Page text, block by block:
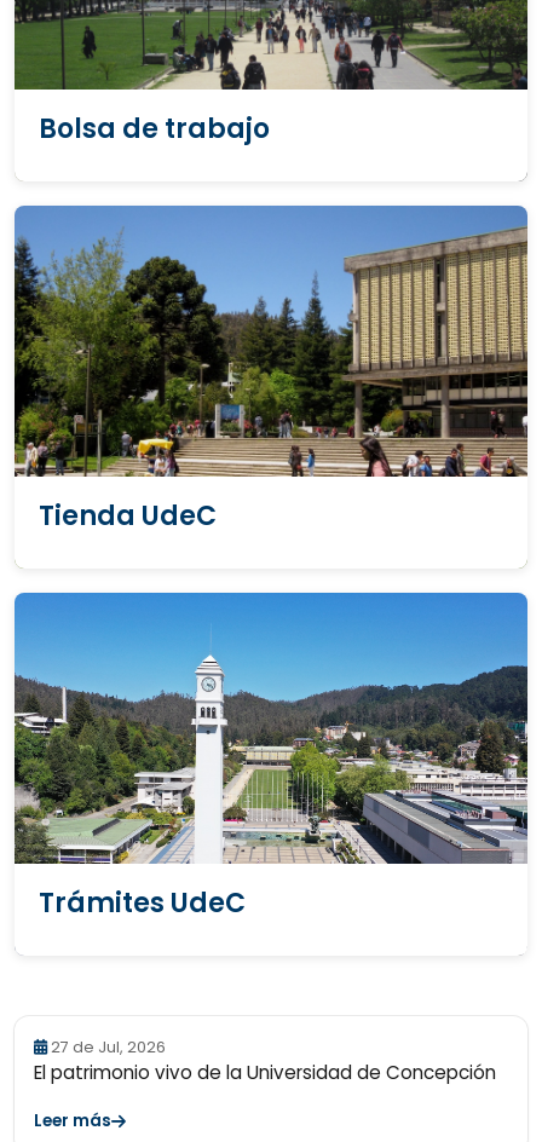
Bolsa de trabajo
Tienda UdeC
Trámites UdeC
27 de Jul, 2026
El patrimonio vivo de la Universidad de Concepción
Leer más